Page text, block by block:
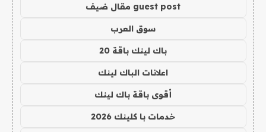
guest post مقال ضيف
سوق العرب
باك لينك باقة 20
اعلانات الباك لينك
أقوى باقة باك لينك
خدمات با كلينك 2026